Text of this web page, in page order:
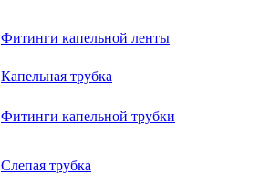
Фитинги капельной ленты
Капельная трубка
Фитинги капельной трубки
Слепая трубка